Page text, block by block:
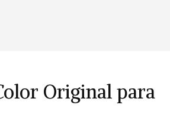
Original para